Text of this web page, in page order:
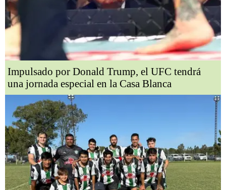
Impulsado por Donald Trump, el UFC tendrá
una jornada especial en la Casa Blanca